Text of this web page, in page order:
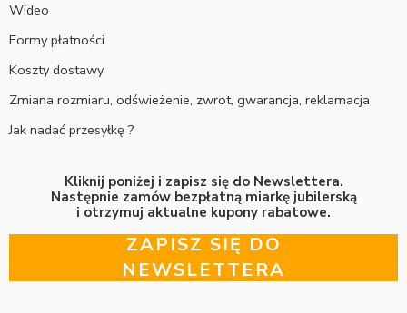
Wideo
Formy płatności
Koszty dostawy
Zmiana rozmiaru, odświeżenie, zwrot, gwarancja, reklamacja
Jak nadać przesyłkę ?
Kliknij poniżej i zapisz się do Newslettera.
Następnie zamów bezpłatną miarkę jubilerską
i otrzymuj aktualne kupony rabatowe.
ZAPISZ SIĘ DO
NEWSLETTERA